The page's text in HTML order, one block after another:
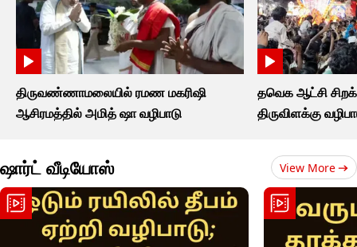
திருவண்ணாமலையில் ரமண மகரிஷி
ஆசிரமத்தில் அமித் ஷா வழிபாடு
தவெக ஆட்சி
திருவிளக்கு
ஷார்ட் வீடியோஸ் View More